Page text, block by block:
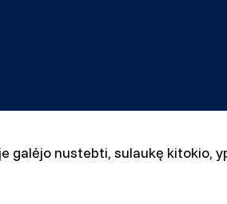
galėjo nustebti, sulaukę kitokio,